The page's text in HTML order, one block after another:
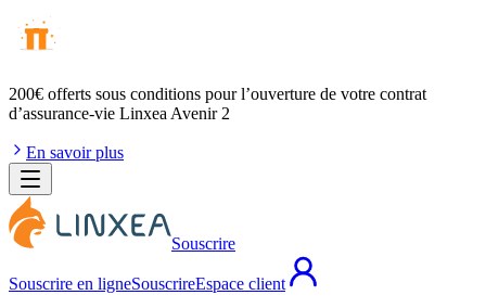
200€ offerts sous conditions pour l’ouverture de votre contrat
d’assurance-vie Linxea Avenir 2
En savoir plus
Souscrire
Souscrire en ligneSouscrireEspace client